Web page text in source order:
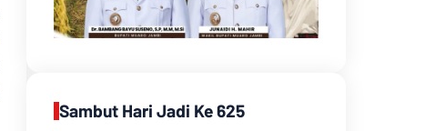
Sambut Hari Jadi Ke 625